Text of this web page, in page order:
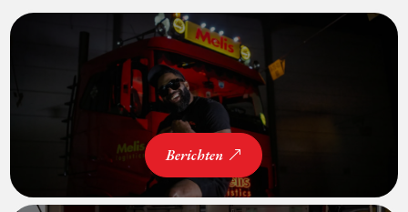
Berichten